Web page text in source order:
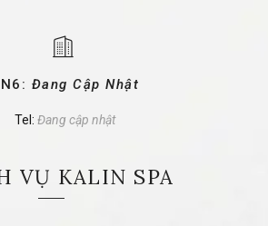
Đang Cập Nhật
Tel: Đang cập nhật
VỤ KALIN SPA